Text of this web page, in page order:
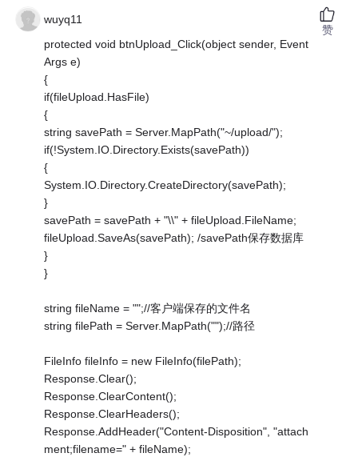
wuyq11
protected void btnUpload_Click(object sender, Event
Args e)
{
if(fileUpload.HasFile)
{
string savePath = Server.MapPath("~/upload/");
if(!System.IO.Directory.Exists(savePath))
{
System.IO.Directory.CreateDirectory(savePath);
}
savePath = savePath + "\\" + fileUpload.FileName;
fileUpload.SaveAs(savePath); /savePath保存数据库
}
}
string fileName = "";//客户端保存的文件名
string filePath = Server.MapPath("");//路径
FileInfo fileInfo = new FileInfo(filePath);
Response.Clear();
Response.ClearContent();
Response.ClearHeaders();
Response.AddHeader("Content-Disposition", "attach
ment;filename=" + fileName);
赞